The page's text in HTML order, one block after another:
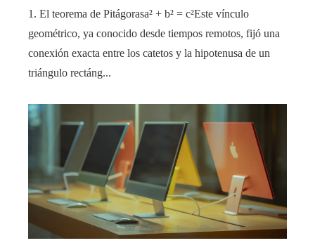
1. El teorema de Pitágorasa² + b² = c²Este vínculo
geométrico, ya conocido desde tiempos remotos, fijó una
conexión exacta entre los catetos y la hipotenusa de un
triángulo rectáng...